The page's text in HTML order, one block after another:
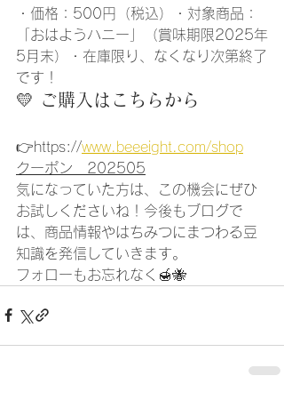
・価格：500円（税込）・対象商品：
「おはようハニー」（賞味期限2025年
5月末）・在庫限り、なくなり次第終了
です！
💛 ご購入はこちらから
👉https://www.beeeight.com/shop
クーポン　202505
気になっていた方は、この機会にぜひ
お試しくださいね！今後もブログで
は、商品情報やはちみつにまつわる豆
知識を発信していきます。
フォローもお忘れなく🍯🐝